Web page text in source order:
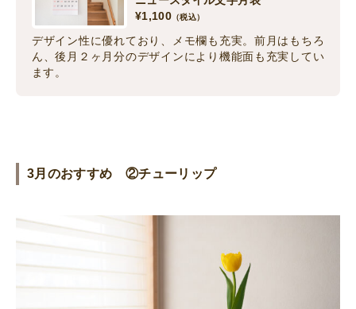
¥1,100 （税込）
デザイン性に優れており、メモ欄も充実。前月はもちろ
ん、後月２ヶ月分のデザインにより機能面も充実してい
ます。
3月のおすすめ ②チューリップ